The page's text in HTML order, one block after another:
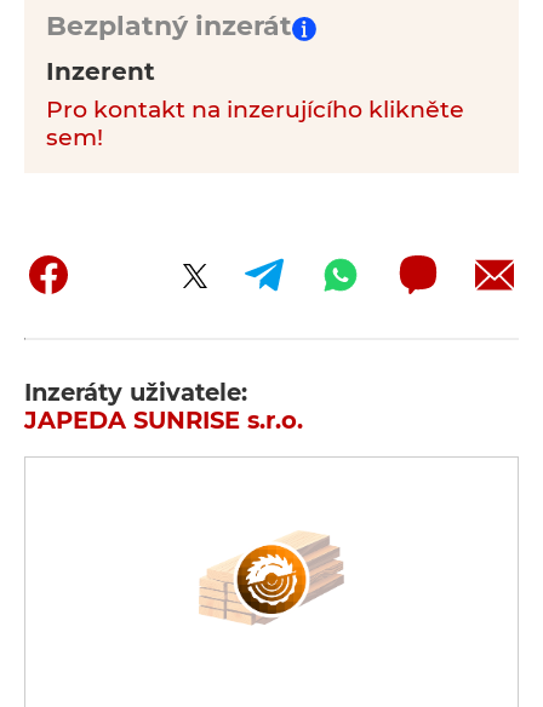
Bezplatný inzerát
Inzerent
Pro kontakt na inzerujícího klikněte
sem!
Inzeráty uživatele:
JAPEDA SUNRISE s.r.o.